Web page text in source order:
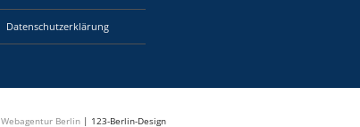
Datenschutzerklärung
Webagentur Berlin | 123-Berlin-Design